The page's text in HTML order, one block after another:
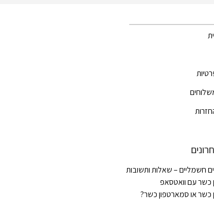
חשמליים – שאלות ותשובות
כשר עם וואטסאפ
כשר או סמארטפון כשר?